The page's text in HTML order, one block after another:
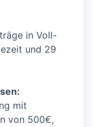
in Voll-
und 29
mit
von 500€,